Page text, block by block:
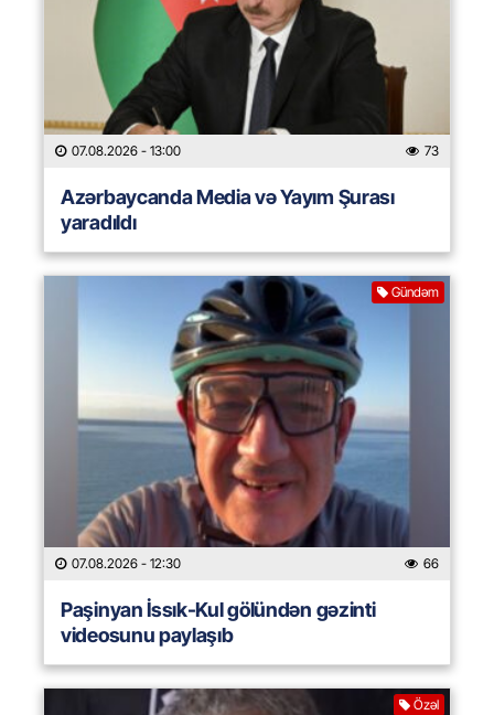
07.08.2026 - 13:00 73
Azərbaycanda Media və Yayım Şurası
yaradıldı
Gündəm
07.08.2026 - 12:30 66
Paşinyan İssık-Kul gölündən gəzinti
videosunu paylaşıb
Özəl